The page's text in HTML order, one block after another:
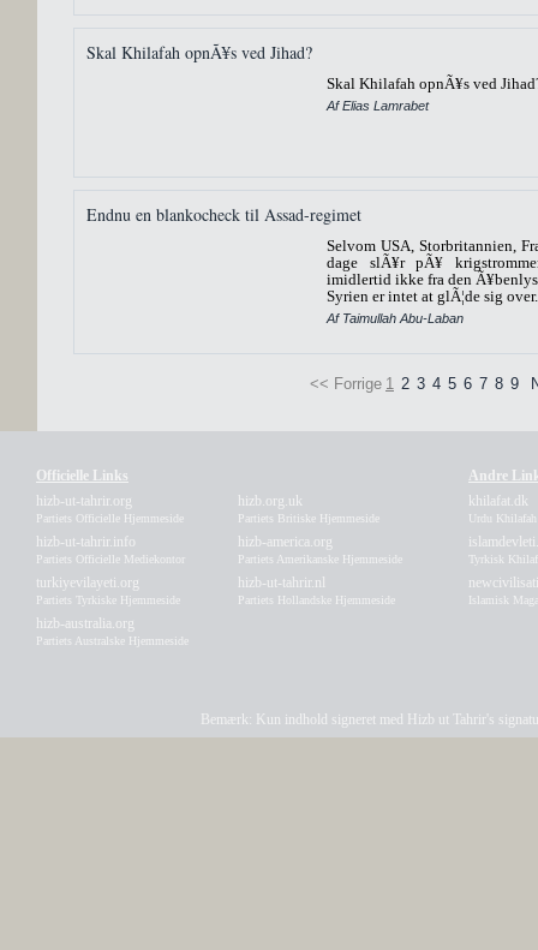
Skal Khilafah opnÃ¥s ved Jihad?
Skal Khilafah opnÃ¥s ved
Af Elias Lamrabet
Endnu en blankocheck til Assad-regimet
Selvom USA, Storbritannien,
dage slÃ¥r pÃ¥
imidlertid ikke fra den
Syrien er intet at glÃ¦de sig
Af Taimullah Abu-Laban
<< Forrige 1 2 3 4 5 6 7 8 9
Officielle Links
hizb-ut-tahrir.org
Partiets Officielle Hjemmeside
hizb.org.uk
Partiets Britiske Hjemmeside
hizb-ut-tahrir.info
Partiets Officielle Mediekontor
hizb-america.org
Partiets Amerikanske Hjemmeside
turkiyevilayeti.org
Partiets Tyrkiske Hjemmeside
hizb-ut-tahrir.nl
Partiets Hollandske Hjemmeside
hizb-australia.org
Partiets Australske Hjemmeside
Andre
khilafat.dk
Urdu
Tyrkisk
Islamisk
Bemærk: Kun indhold signeret med Hizb ut Tahrir's